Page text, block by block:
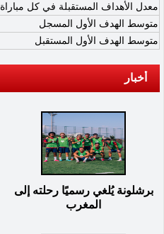
معدل الأهداف المستقبلة في كل مباراة
متوسط الهدف الأول المسجل
متوسط الهدف الأول المستقبل
أخبار
برشلونة يُلغي رسميًا رحلته إلى
المغرب